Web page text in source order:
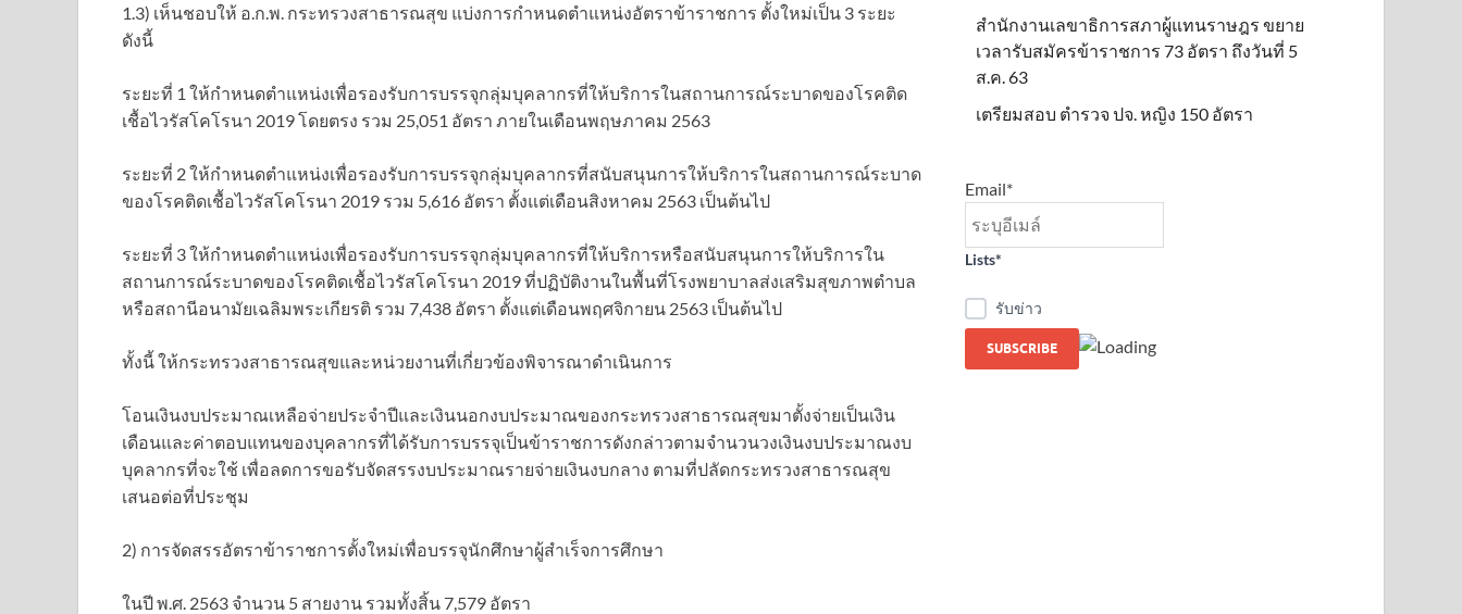
1.3) เห็นชอบให้ อ.ก.พ. กระทรวงสาธารณสุข แบ่งการกำหนดตำแหน่งอัตราข้าราชการ ตั้งใหม่เป็น 3 ระยะ
ดังนี้
ระยะที่ 1 ให้กำหนดตำแหน่งเพื่อรองรับการบรรจุกลุ่มบุคลากรที่ให้บริการในสถานการณ์ระบาดของโรคติด
เชื้อไวรัสโคโรนา 2019 โดยตรง รวม 25,051 อัตรา ภายในเดือนพฤษภาคม 2563
ระยะที่ 2 ให้กำหนดตำแหน่งเพื่อรองรับการบรรจุกลุ่มบุคลากรที่สนับสนุนการให้บริการในสถานการณ์ระบาด
ของโรคติดเชื้อไวรัสโคโรนา 2019 รวม 5,616 อัตรา ตั้งแต่เดือนสิงหาคม 2563 เป็นต้นไป
ระยะที่ 3 ให้กำหนดตำแหน่งเพื่อรองรับการบรรจุกลุ่มบุคลากรที่ให้บริการหรือสนับสนุนการให้บริการใน
สถานการณ์ระบาดของโรคติดเชื้อไวรัสโคโรนา 2019 ที่ปฏิบัติงานในพื้นที่โรงพยาบาลส่งเสริมสุขภาพตำบล
หรือสถานีอนามัยเฉลิมพระเกียรติ รวม 7,438 อัตรา ตั้งแต่เดือนพฤศจิกายน 2563 เป็นต้นไป
ทั้งนี้ ให้กระทรวงสาธารณสุขและหน่วยงานที่เกี่ยวข้องพิจารณาดำเนินการ
โอนเงินงบประมาณเหลือจ่ายประจำปีและเงินนอกงบประมาณของกระทรวงสาธารณสุขมาตั้งจ่ายเป็นเงิน
เดือนและค่าตอบแทนของบุคลากรที่ได้รับการบรรจุเป็นข้าราชการดังกล่าวตามจำนวนวงเงินงบประมาณงบ
บุคลากรที่จะใช้ เพื่อลดการขอรับจัดสรรงบประมาณรายจ่ายเงินงบกลาง ตามที่ปลัดกระทรวงสาธารณสุข
เสนอต่อที่ประชุม
2) การจัดสรรอัตราข้าราชการตั้งใหม่เพื่อบรรจุนักศึกษาผู้สำเร็จการศึกษา
ในปี พ.ศ. 2563 จำนวน 5 สายงาน รวมทั้งสิ้น 7,579 อัตรา
สำนักงานเลขาธิการสภาผู้แทนราษฎร ขยาย
เวลารับสมัครข้าราชการ 73 อัตรา ถึงวันที่ 5
ส.ค. 63
เตรียมสอบ ตำรวจ ปจ. หญิง 150 อัตรา
Email*
Lists*
รับข่าว